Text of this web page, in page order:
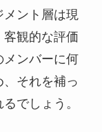
メント層は現
観的な評価
メンバーに何
それを補っ
でしょう。